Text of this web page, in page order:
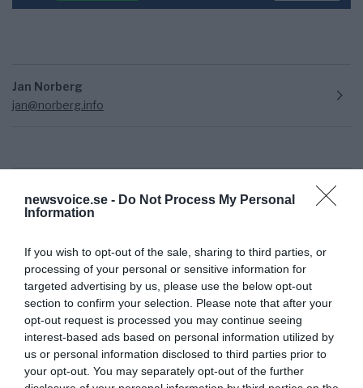
newsvoice.se - Do Not Process My Personal
Information
If you wish to opt-out of the sale, sharing to third parties, or
processing of your personal or sensitive information for
targeted advertising by us, please use the below opt-out
section to confirm your selection. Please note that after your
opt-out request is processed you may continue seeing
interest-based ads based on personal information utilized by
us or personal information disclosed to third parties prior to
your opt-out. You may separately opt-out of the further
Jan Norberg
jan@norberg.info
Ämnen: jan norberg nepotism rättsväsendet